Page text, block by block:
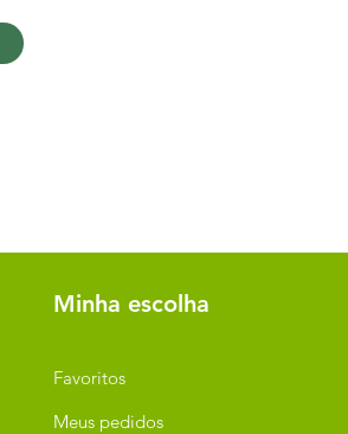
Minha escolha
Favoritos
Meus pedidos